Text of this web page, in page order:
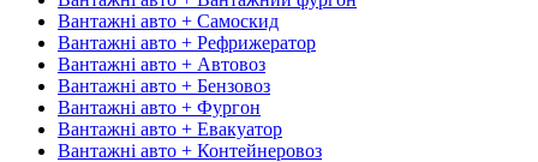
Вантажні авто + Самоскид
Вантажні авто + Рефрижератор
Вантажні авто + Автовоз
Вантажні авто + Бензовоз
Вантажні авто + Фургон
Вантажні авто + Евакуатор
Вантажні авто + Контейнеровоз